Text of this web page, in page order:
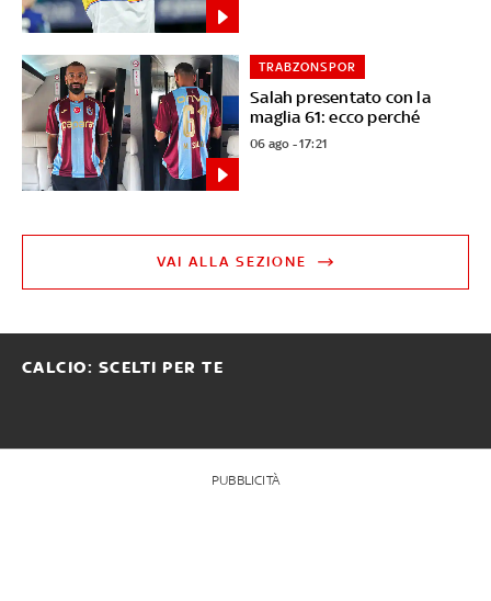
Salah presentato con la
maglia 61: ecco perché
TRABZONSPOR
06 ago - 17:21
VAI ALLA SEZIONE
CALCIO: SCELTI PER TE
PUBBLICITÀ